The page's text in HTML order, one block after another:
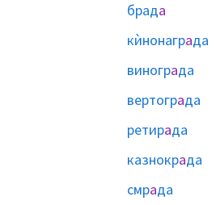
брада
кѝнонаграда
винограда
вертограда
ретирада
казнокрада
смрада